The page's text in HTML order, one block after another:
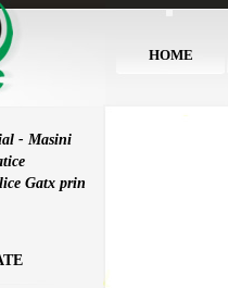
- Masini
Gatx prin
HOME